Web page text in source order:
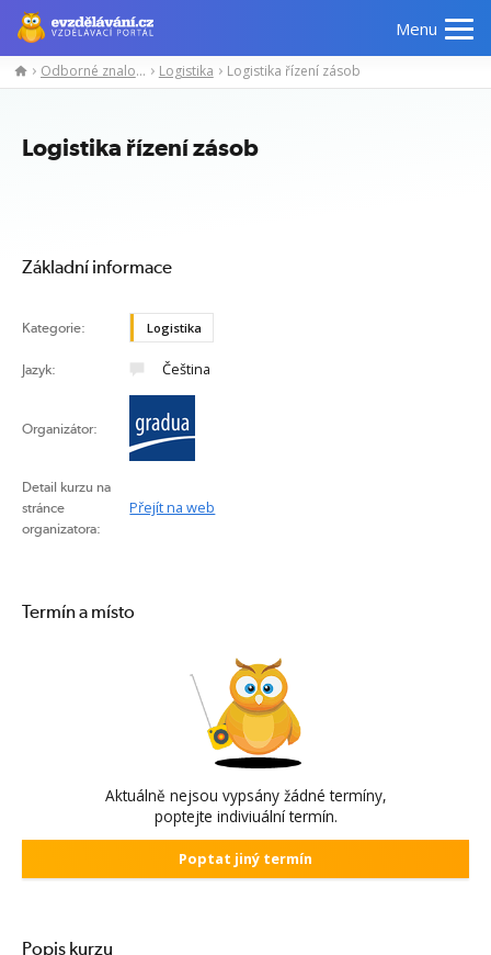
Menu
Manažerské
Odborné
Počítačové
Odborné znalosti Logistika Logistika řízení zásob
Logistika řízení zásob
Základní informace
Kategorie: Logistika
Jazyk: Čeština
Organizátor:
Detail kurzu na
stránce
organizatora:
Přejít na web
Termín a místo
Aktuálně nejsou vypsány žádné termíny,
poptejte indiviuální termín.
Poptat jiný termín
Popis kurzu